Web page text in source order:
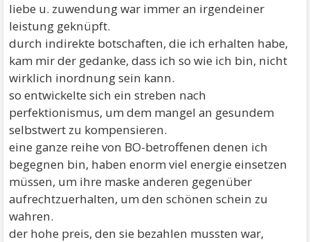
liebe u. zuwendung war immer an irgendeiner
leistung geknüpft.
durch indirekte botschaften, die ich erhalten habe,
kam mir der gedanke, dass ich so wie ich bin, nicht
wirklich inordnung sein kann.
so entwickelte sich ein streben nach
perfektionismus, um dem mangel an gesundem
selbstwert zu kompensieren.
eine ganze reihe von BO-betroffenen denen ich
begegnen bin, haben enorm viel energie einsetzen
müssen, um ihre maske anderen gegenüber
aufrechtzuerhalten, um den schönen schein zu
wahren.
der hohe preis, den sie bezahlen mussten war,